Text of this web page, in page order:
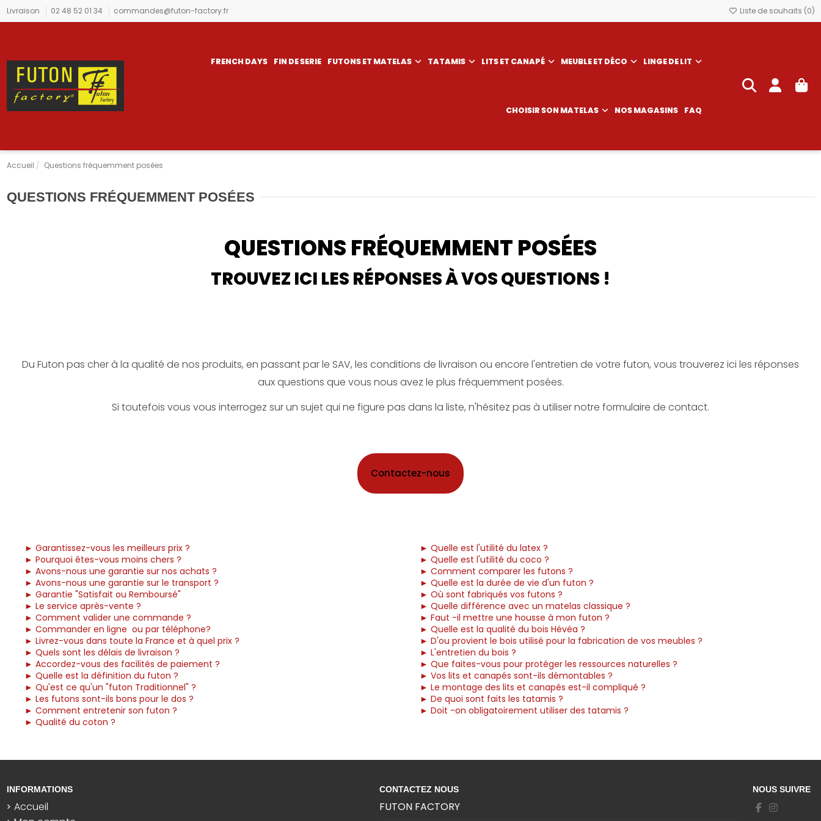
Livraison 02 48 52 01 34 commandes@futon-factory.fr Liste de souhaits (0)
FRENCH DAYS FIN DE SERIE FUTONS ET MATELAS TATAMIS LITS ET CANAPÉ MEUBLE ET DÉCO LINGE DE LIT
CHOISIR SON MATELAS NOS MAGASINS FAQ
Accueil Questions fréquemment posées
QUESTIONS FRÉQUEMMENT POSÉES
QUESTIONS FRÉQUEMMENT POSÉES
TROUVEZ ICI LES RÉPONSES À VOS QUESTIONS !
Du Futon pas cher à la qualité de nos produits, en passant par le SAV, les conditions de livraison ou encore l'entretien de votre futon, vous trouverez ici les réponses
aux questions que vous nous avez le plus fréquemment posées.
Si toutefois vous vous interrogez sur un sujet qui ne figure pas dans la liste, n'hésitez pas à utiliser notre formulaire de contact.
Contactez-nous
► Garantissez-vous les meilleurs prix ?
► Pourquoi êtes-vous moins chers ?
► Avons-nous une garantie sur nos achats ?
► Avons-nous une garantie sur le transport ?
► Garantie "Satisfait ou Remboursé"
► Le service après-vente ?
► Comment valider une commande ?
► Commander en ligne ou par téléphone?
► Livrez-vous dans toute la France et à quel prix ?
► Quels sont les délais de livraison ?
► Accordez-vous des facilités de paiement ?
► Quelle est la définition du futon ?
► Qu'est ce qu'un "futon Traditionnel" ?
► Les futons sont-ils bons pour le dos ?
► Comment entretenir son futon ?
► Qualité du coton ?
► Quelle est l'utilité du latex ?
► Quelle est l'utilité du coco ?
► Comment comparer les futons ?
► Quelle est la durée de vie d'un futon ?
► Où sont fabriqués vos futons ?
► Quelle différence avec un matelas classique ?
► Faut -il mettre une housse à mon futon ?
► Quelle est la qualité du bois Hévéa ?
► D'ou provient le bois utilisé pour la fabrication de vos meubles ?
► L'entretien du bois ?
► Que faites-vous pour protéger les ressources naturelles ?
► Vos lits et canapés sont-ils démontables ?
► Le montage des lits et canapés est-il compliqué ?
► De quoi sont faits les tatamis ?
► Doit -on obligatoirement utiliser des tatamis ?
INFORMATIONS
Accueil
CONTACTEZ NOUS
FUTON FACTORY
NOUS SUIVRE